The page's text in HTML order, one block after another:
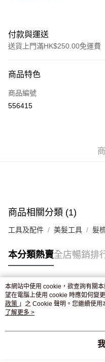
付款與運送
送貨上門滿HK$250.00免運費
信用卡
Apple Pay
付款後門市自取，訂單確認後
商品特色
商品編號
556415
商品相關分類 (1)
工具及配件 美髮工具 髮
本分類熱賣全店暢銷排
熱門標籤
熱銷排行
本網站中使用 cookie，欲查詢有關
望在電腦上使用 cookie 時應如何變
政策 」之 Cookie 聲明。您繼續使
條款之 Cookie 聲明使用 cookie。
了解更多 >